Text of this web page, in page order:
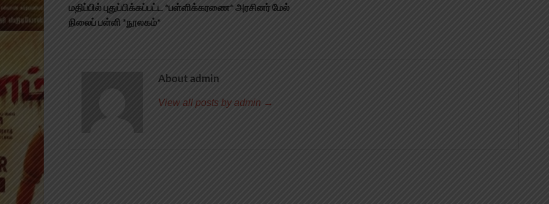
மதிப்பில் புதுப்பிக்கப்பட்ட *பள்ளிக்கரணை* அரசினர் மேல்
நிலைப் பள்ளி *நூலகம்*
About admin
View all posts by admin →